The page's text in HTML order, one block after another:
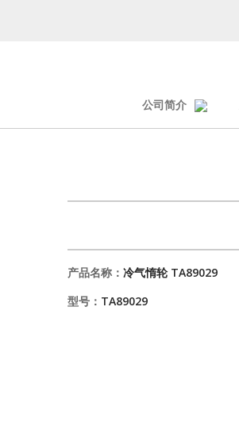
公司简介
产品名称： 冷气惰轮 TA89029
型号： TA89029